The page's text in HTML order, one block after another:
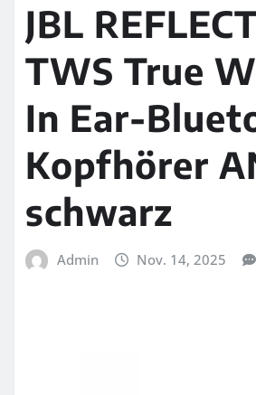
JBL
TWS True
In Ear-
Kopfhörer
schwarz
Admin Nov. 14, 2025